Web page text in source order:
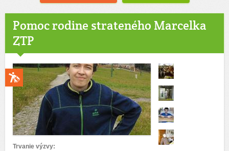
Pomoc rodine strateného Marcelka
ZTP
Trvanie výzvy: